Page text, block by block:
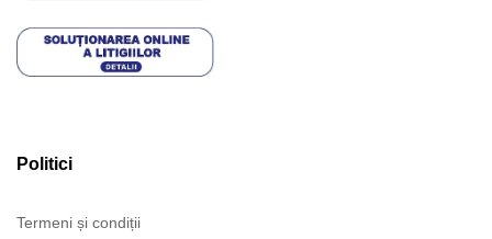
Politici
Termeni și condiții